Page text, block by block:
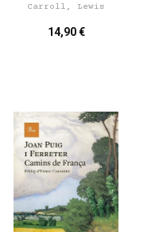
Carroll, Lewis
14,90 €